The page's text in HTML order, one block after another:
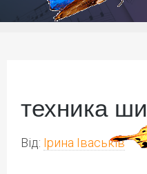
техника
Від: Ірина Іваськів